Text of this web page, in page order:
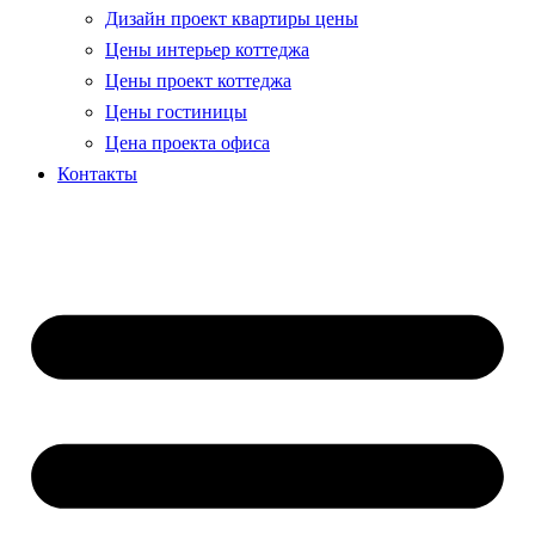
Дизайн проект квартиры цены
Цены интерьер коттеджа
Цены проект коттеджа
Цены гостиницы
Цена проекта офиса
Контакты